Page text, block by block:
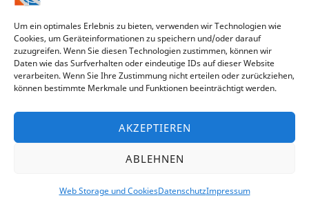
Um ein optimales Erlebnis zu bieten, verwenden wir Technologien wie
Cookies, um Geräteinformationen zu speichern und/oder darauf
zuzugreifen. Wenn Sie diesen Technologien zustimmen, können wir
Daten wie das Surfverhalten oder eindeutige IDs auf dieser Website
verarbeiten. Wenn Sie Ihre Zustimmung nicht erteilen oder zurückziehen,
können bestimmte Merkmale und Funktionen beeinträchtigt werden.
AKZEPTIEREN
ABLEHNEN
Web Storage und CookiesDatenschutzImpressum
RECHTLICHES
Impressum
Datenschutz